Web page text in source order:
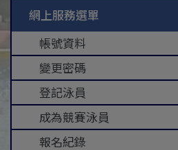
網上服務選單
帳號資料
變更密碼
登記泳員
成為競賽泳員
報名紀錄